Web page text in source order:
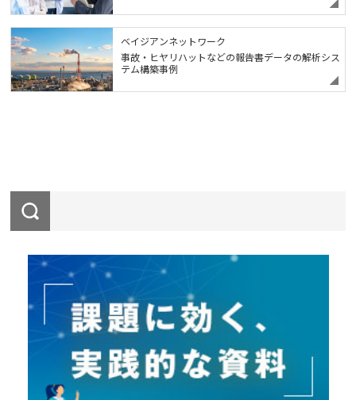
ベイジアンネットワーク
事故・ヒヤリハットなどの報告書データの解析シス
テム構築事例